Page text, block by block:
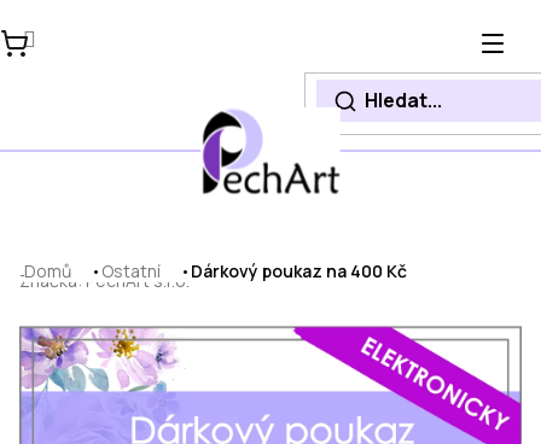
na
obsah
Domů Ostatní Dárkový poukaz na 400 Kč
Značka: PechArt s.r.o.